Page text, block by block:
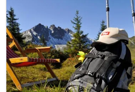
(vegetarisch möglich) sowie
Tischwein, alkoholfreie Getränke)
Speisesaal, nicht im Restaurant)
täglich Nutzung des
Dampfbad und Infrarotkabine
1 x Grillabend pro Woche
September)
Parken am Hotel (nach